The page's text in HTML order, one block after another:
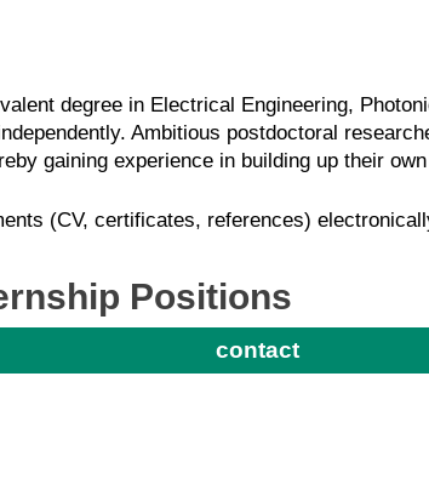
degree in Electrical Engineering,
Ambitious postdoctoral
gaining experience in building up their
(CV, certificates, references)
Positions
contact